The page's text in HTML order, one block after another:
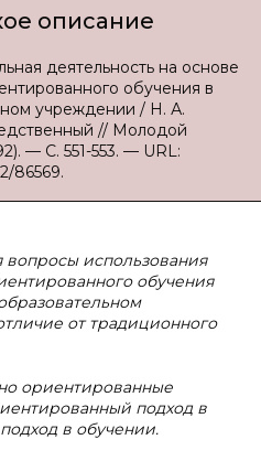
описание
деятельность на основе
обучения в
учреждении / Н. А.
// Молодой
— С. 551-553. — URL:
86569.
вопросы использования
обучения
от традиционного
ориентированные
подход в
в обучении.